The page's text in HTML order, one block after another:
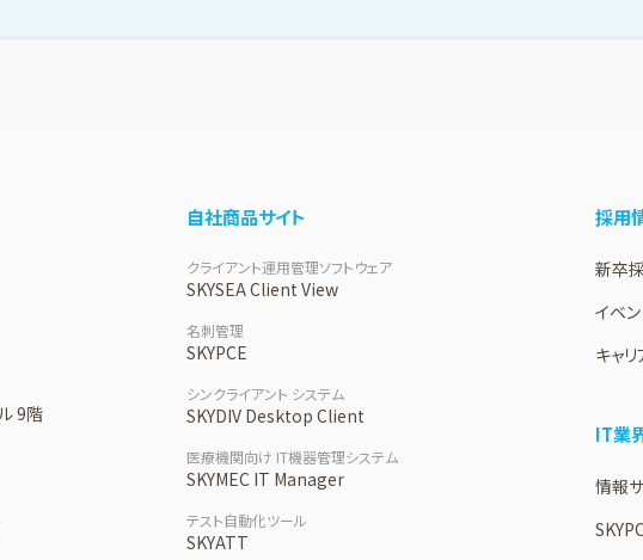
9階
自社商品サイト
クライアント運用管理ソフトウェア
SKYSEA Client View
名刺管理
SKYPCE
シンクライアント システム
SKYDIV Desktop Client
医療機関向け IT機器管理システム
SKYMEC IT Manager
テスト自動化ツール
SKYATT
採用
新卒
イベ
キャ
IT業
情報サ